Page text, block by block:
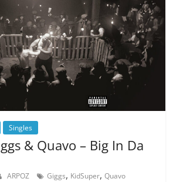
Singles
& Quavo – Big In Da
ARPOZ Giggs, KidSuper,Quavo